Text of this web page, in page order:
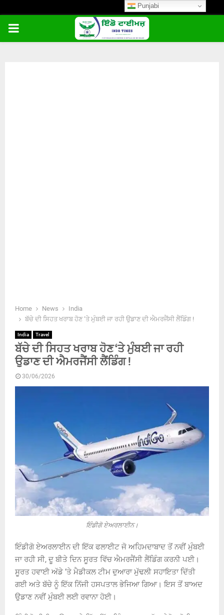
PRIMARY
Home News
India
ਬੱਚੇ ਦੀ ਸਿਹਤ ਖਰਾਬ ਹੋਣ ‘ਤੇ ਮੁੰਬਈ ਜਾ ਰਹੀ ਉਡਾਣ ਦੀ ਐਮਰਜੈਂਸੀ ਲੈਂਡਿੰਗ !
India Travel
ਬੱਚੇ ਦੀ ਸਿਹਤ ਖਰਾਬ ਹੋਣ ‘ਤੇ ਮੁੰਬਈ ਜਾ ਰਹੀ
ਉਡਾਣ ਦੀ ਐਮਰਜੈਂਸੀ ਲੈਂਡਿੰਗ !
30/06/2026
ਇੰਡੀਗੋ ਏਅਰਲਾਈਨ।
ਇੰਡੀਗੋ ਏਅਰਲਾਈਨ ਦੀ ਇੱਕ ਫਲਾਈਟ ਜੋ ਅਹਿਮਦਾਬਾਦ ਤੋਂ ਨਵੀਂ ਮੁੰਬਈ
ਜਾ ਰਹੀ ਸੀ, ਦੂ ਬੀਤੇ ਦਿਨ ਸੂਰਤ ਵਿੱਚ ਐਮਰਜੈਂਸੀ ਲੈਂਡਿੰਗ ਕਰਨੀ ਪਈ।
ਸੂਰਤ ਹਵਾਈ ਅੱਡੇ ‘ਤੇ ਮੈਡੀਕਲ ਟੀਮ ਦੁਆਰਾ ਮੁੱਢਲੀ ਸਹਾਇਤਾ ਦਿੱਤੀ
ਗਈ ਅਤੇ ਬੱਚੇ ਨੂੰ ਇੱਕ ਨਿੱਜੀ ਹਸਪਤਾਲ ਭੇਜਿਆ ਗਿਆ। ਇਸ ਤੋਂ ਬਾਅਦ
ਉਡਾਣ ਨਵੀਂ ਮੁੰਬਈ ਲਈ ਰਵਾਨਾ ਹੋਈ।
Punjabi